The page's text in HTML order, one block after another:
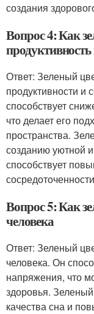
создания
Вопрос 4: Как
продуктивность
Ответ: Зеленый
продуктивности и
способствует
что делает его
пространства.
созданию уютной
способствует
Вопрос 5: Как
человека
Ответ: Зеленый
человека. Он
напряжения, что
здоровья.
качества сна и